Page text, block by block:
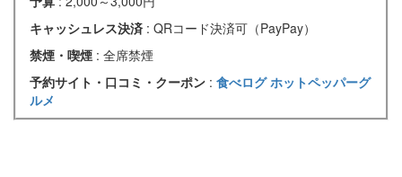
キャッシュレス決済 : QRコード決済可（PayPay）
禁煙・喫煙 : 全席禁煙
予約サイト・口コミ・クーポン : 食べログホットペッパーグ
ルメ